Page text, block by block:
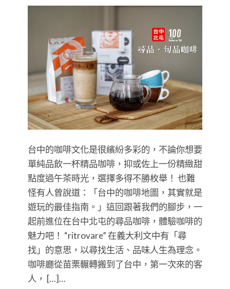
台中的咖啡文化是很繽紛多彩的，不論你想要
單純品飲一杯精品咖啡，抑或佐上一份精緻甜
點度過午茶時光，選擇多得不勝枚舉！ 也難
怪有人曾說道：「台中的咖啡地圖，其實就是
遊玩的最佳指南。」這回跟著我們的腳步，一
起前進位在台中北屯的尋品咖啡，體驗咖啡的
魅力吧！ “ritrovare” 在義大利文中有「尋
找」的意思，以尋找生活、品味人生為理念。
咖啡廳從苗栗輾轉搬到了台中，第一次來的客
人， […]…